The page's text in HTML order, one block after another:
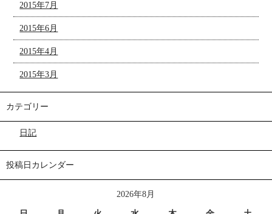
2015年7月
2015年6月
2015年4月
2015年3月
カテゴリー
日記
投稿日カレンダー
2026年8月